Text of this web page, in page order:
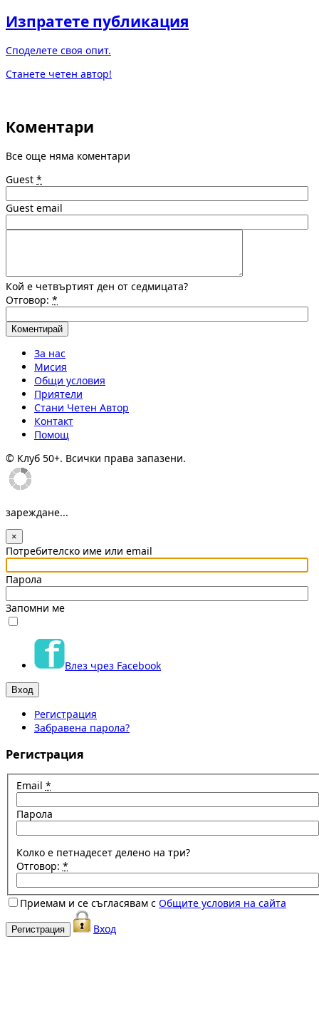
Изпратете публикация
Споделете своя опит.
Станете четен автор!
Коментари
Все още няма коментари
Guest *
Guest email
Кой е четвъртият ден от седмицата?
Отговор: *
За нас
Мисия
Общи условия
Приятели
Стани Четен Автор
Контакт
Помощ
© Клуб 50+. Всички права запазени.
зареждане...
×
Потребителско име или email
Парола
Запомни ме
Влез чрез Facebook
Регистрация
Забравена парола?
Регистрация
Email *
Парола
Колко е петнадесет делено на три?
Отговор: *
Приемам и се съгласявам с Общите условия на сайта
Вход